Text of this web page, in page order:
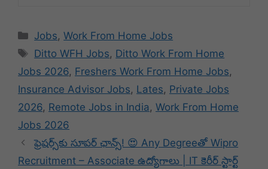
Categories
Jobs,Work From Home Jobs
Tags
Ditto WFH Jobs, Ditto Work From Home
Jobs 2026, Freshers Work From Home Jobs,
Insurance Advisor Jobs, Lates, Private Jobs
2026, Remote Jobs in India, Work From Home
Jobs 2026
ఫ్రెషర్స్‌కు సూపర్ ఛాన్స్! 😍 Any Degreeతో Wipro
Recruitment – Associate ఉద్యోగాలు | IT కెరీర్ స్టార్ట్